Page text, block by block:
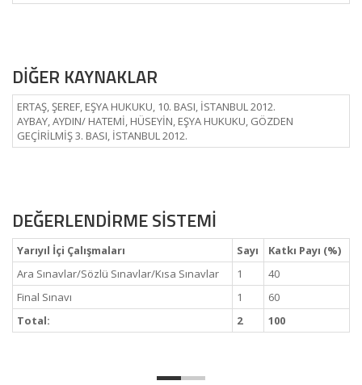
DİĞER KAYNAKLAR
ERTAŞ, ŞEREF, EŞYA HUKUKU, 10. BASI, İSTANBUL 2012.
AYBAY, AYDIN/ HATEMİ, HÜSEYİN, EŞYA HUKUKU, GÖZDEN
GEÇİRİLMİŞ 3. BASI, İSTANBUL 2012.
DEĞERLENDİRME SİSTEMİ
Yarıyıl İçi Çalışmaları Sayı
Katkı Payı (%)
Ara Sınavlar/Sözlü Sınavlar/Kısa Sınavlar
1
40
Final Sınavı
1
60
Total:
2 100